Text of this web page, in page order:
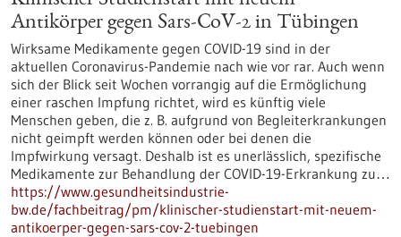
Antikörper gegen Sars-CoV-2 in Tübingen
Wirksame Medikamente gegen COVID-19 sind in der
aktuellen Coronavirus-Pandemie nach wie vor rar. Auch wenn
sich der Blick seit Wochen vorrangig auf die Ermöglichung
einer raschen Impfung richtet, wird es künftig viele
Menschen geben, die z. B. aufgrund von Begleiterkrankungen
nicht geimpft werden können oder bei denen die
Impfwirkung versagt. Deshalb ist es unerlässlich, spezifische
Medikamente zur Behandlung der COVID-19-Erkrankung zu…
https://www.gesundheitsindustrie-
bw.de/fachbeitrag/pm/klinischer-studienstart-mit-neuem-
antikoerper-gegen-sars-cov-2-tuebingen